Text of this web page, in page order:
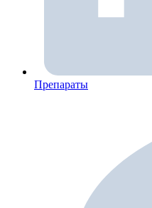
Препараты